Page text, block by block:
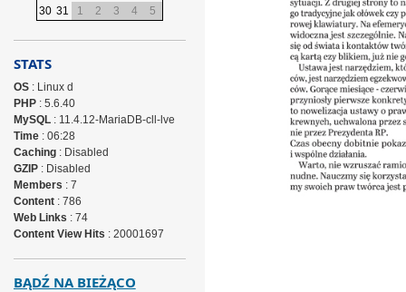
30 31 1 2 3 4 5
STATS
OS: Linux d
PHP: 5.6.40
MySQL: 11.4.12-MariaDB-cll-lve
Time: 06:28
Caching: Disabled
GZIP: Disabled
Members : 7
Content: 786
Web Links : 74
Content View Hits : 20001697
BĄDŹ NA BIEŻĄCO